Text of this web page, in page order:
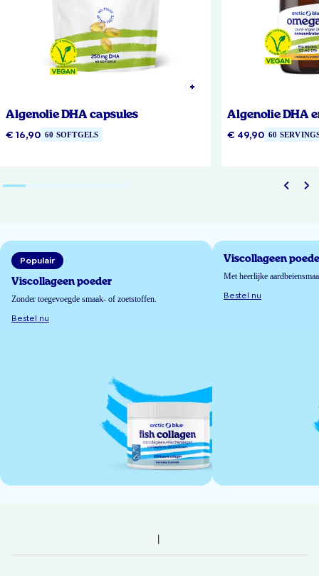
Algenolie DHA capsules
€ 16,90 60 SOFTGELS
Algenolie DHA
€ 49,90 60
Populair
Viscollageen poeder
Zonder toegevoegde smaak- of zoetstoffen.
Bestel nu
Viscollageen
Met heerlijke
Bestel nu